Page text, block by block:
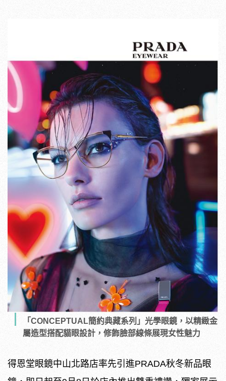
「CONCEPTUAL簡約典藏系列」光學眼鏡，以精緻金
屬造型搭配貓眼設計，修飾臉部線條展現女性魅力
得恩堂眼鏡中山北路店率先引進PRADA秋冬新品眼